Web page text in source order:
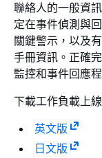
聯絡人的一般資
定在事件偵測與
關鍵警示，以及
手冊資訊。正確
監控和事件回應
下載工作負載上線
英文版
日文版